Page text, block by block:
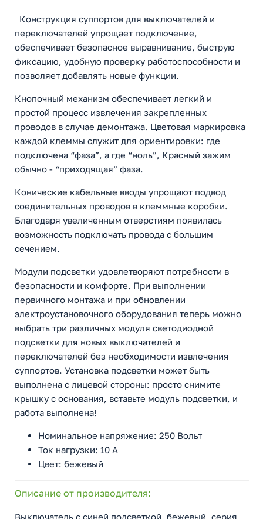
Конструкция суппортов для выключателей и
переключателей упрощает подключение,
обеспечивает безопасное выравнивание, быструю
фиксацию, удобную проверку работоспособности и
позволяет добавлять новые функции.
Кнопочный механизм обеспечивает легкий и
простой процесс извлечения закрепленныx
проводов в случае демонтажа. Цветовая маркировка
каждой клеммы служит для ориентировки: где
подключена “фаза”, а где “ноль”, Красный зажим
обычно - “приходящая” фаза.
Конические кабельные вводы упрощают подвод
соединительных проводов в клеммные коробки.
Благодаря увеличенным отверстиям появилась
возможность подключать провода с большим
сечением.
Модули подсветки удовлетворяют потребности в
безопасности и комфорте. При выполнении
первичного монтажа и при обновлении
электроустановочного оборудования теперь можно
выбрать три различных модуля светодиодной
подсветки для новых выключателей и
переключателей без необходимости извлечения
суппортов. Установка подсветки может быть
выполнена с лицевой стороны: просто снимите
крышку с основания, вставьте модуль подсветки, и
работа выполнена!
Номинальное напряжение: 250 Вольт
Ток нагрузки: 10 А
Цвет: бежевый
Описание от производителя:
Выключатель с синей подсветкой, бежевый. серия